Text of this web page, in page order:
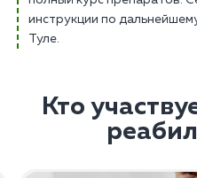
инструкции по
Туле.
Кто